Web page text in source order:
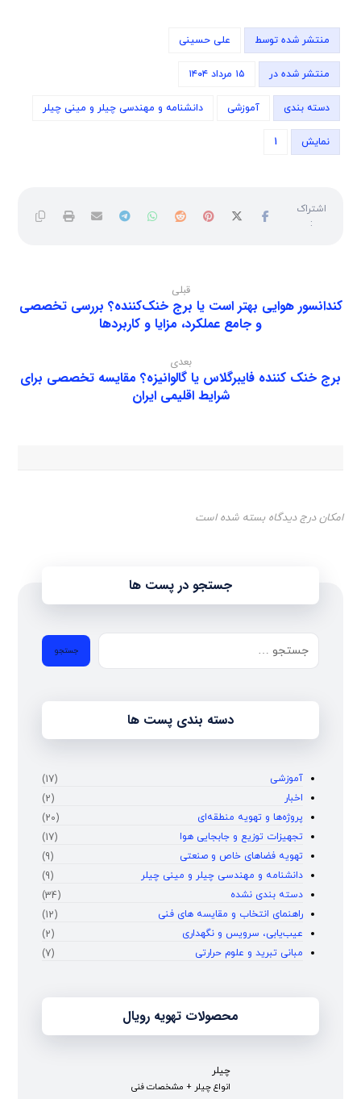
منتشر شده توسط علی حسینی
منتشر شده در ۱۵ مرداد ۱۴۰۴
دسته بندی آموزشی دانشنامه و مهندسی چیلر و مینی چیلر
نمایش 1
قبلی
کندانسور هوایی بهتر است یا برج خنک‌کننده؟ بررسی تخصصی
و جامع عملکرد، مزایا و کاربردها
بعدی
برج خنک کننده فایبرگلاس یا گالوانیزه؟ مقایسه تخصصی برای
شرایط اقلیمی ایران
امکان درج دیدگاه بسته شده است
جستجو در پست ها
دسته بندی پست ها
آموزشی
(17)
اخبار
(2)
پروژه‌ها و تهویه منطقه‌ای
(20)
تجهیزات توزیع و جابجایی هوا
(17)
تهویه فضاهای خاص و صنعتی
(9)
دانشنامه و مهندسی چیلر و مینی چیلر
(9)
دسته بندی نشده
(34)
راهنمای انتخاب و مقایسه‌ های فنی
(12)
عیب‌یابی، سرویس و نگهداری
(2)
مبانی تبرید و علوم حرارتی
(7)
محصولات تهویه رویال
چیلر
انواع چیلر + مشخصات فنی